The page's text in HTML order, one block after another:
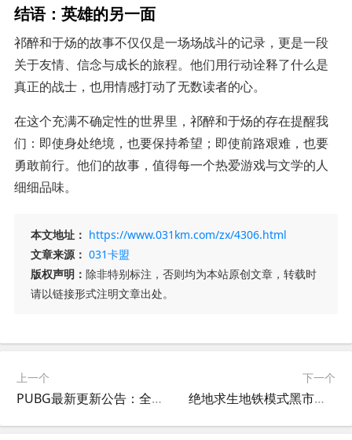
结语：英雄的另一面
祁醉和于炀的故事不仅仅是一场场战斗的记录，更是一段
关于友情、信念与成长的旅程。他们用行动诠释了什么是
真正的战士，也用情感打动了无数读者的心。
在这个充满不确定性的世界里，祁醉和于炀的存在提醒我
们：即使身处绝境，也要保持希望；即使前路艰难，也要
勇敢前行。他们的故事，值得每一个热爱游戏与文学的人
细细品味。
本文地址： https://www.031km.com/zx/4306.html
文章来源： 031卡盟
版权声明： 除非特别标注，否则均为本站原创文章，转载时
请以链接形式注明文章出处。
上一个
PUBG最新更新公告：全新内容来袭-PUBG更新公告详解：2023年最新版本改动与活动
下一个
绝地求生地铁模式黑市位置详解-绝地求生地铁模式黑市怎么去